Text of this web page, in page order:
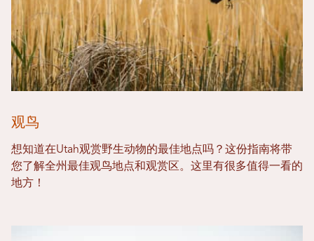
观鸟
想知道在Utah观赏野生动物的最佳地点吗？这份指南将带
您了解全州最佳观鸟地点和观赏区。这里有很多值得一看的
地方！